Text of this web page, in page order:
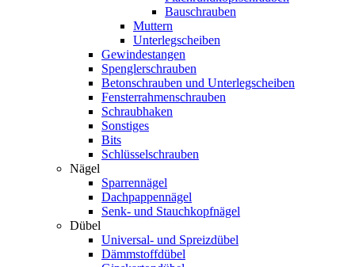
Bauschrauben
Muttern
Unterlegscheiben
Gewindestangen
Spenglerschrauben
Betonschrauben und Unterlegscheiben
Fensterrahmenschrauben
Schraubhaken
Sonstiges
Bits
Schlüsselschrauben
Nägel
Sparrennägel
Dachpappennägel
Senk- und Stauchkopfnägel
Dübel
Universal- und Spreizdübel
Dämmstoffdübel